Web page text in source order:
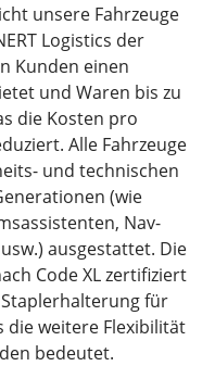
unsere Fahrzeuge
Logistics der
Kunden einen
und Waren bis zu
die Kosten pro
Alle Fahrzeuge
und technischen
(wie
Nav-
ausgestattet. Die
Code XL zertifiziert
für
die weitere Flexibilität
bedeutet.